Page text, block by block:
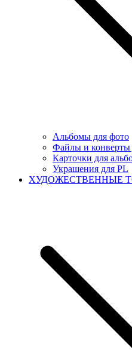
Альбомы для фото
Файлы и конверты
Карточки для
Украшения для PL
ХУДОЖЕСТВЕННЫЕ